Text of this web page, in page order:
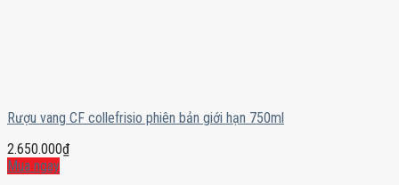
Rượu vang CF collefrisio phiên bản giới hạn 750ml
2.650.000₫
Mua ngay